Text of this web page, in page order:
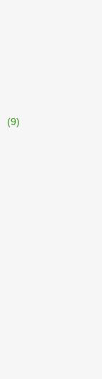
(9)